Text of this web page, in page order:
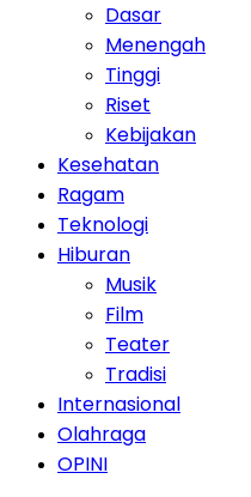
Dasar
Menengah
Tinggi
Riset
Kebijakan
Kesehatan
Ragam
Teknologi
Hiburan
Musik
Film
Teater
Tradisi
Internasional
Olahraga
OPINI